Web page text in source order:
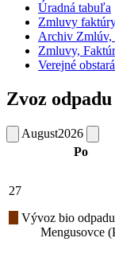
Úradná tabuľa
Zmluvy
Archiv Zmlúv,
Zmluvy,
Verejné
Zvoz odpadu
August2026
Po
27
Vývoz bio odpadu
Mengusovce